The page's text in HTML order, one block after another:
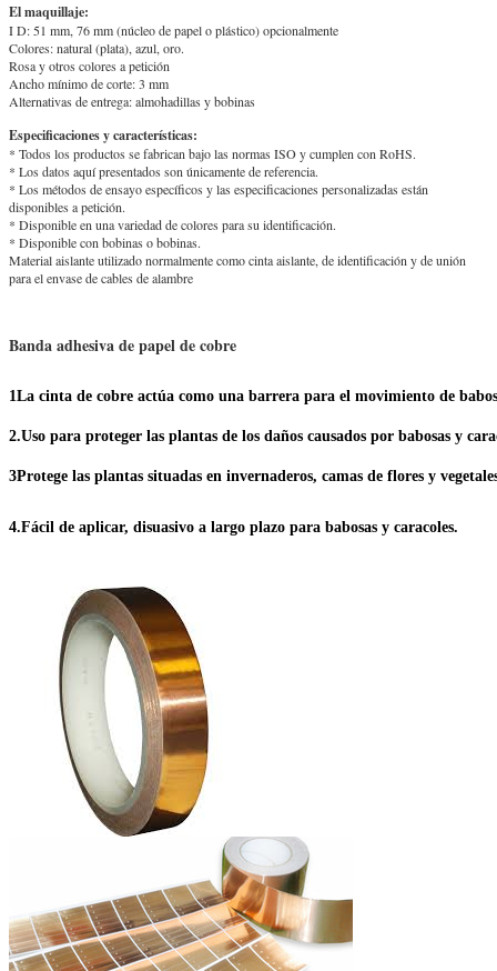
El maquillaje:
I D: 51 mm, 76 mm (núcleo de papel o plástico) opcionalmente
Colores: natural (plata), azul, oro.
Rosa y otros colores a petición
Ancho mínimo de corte: 3 mm
Alternativas de entrega: almohadillas y bobinas
Especificaciones y características:
* Todos los productos se fabrican bajo las normas ISO y cumplen con RoHS.
* Los datos aquí presentados son únicamente de referencia.
* Los métodos de ensayo específicos y las especificaciones personalizadas están
disponibles a petición.
* Disponible en una variedad de colores para su identificación.
* Disponible con bobinas o bobinas.
Material aislante utilizado normalmente como cinta aislante, de identificación y de unión
para el envase de cables de alambre
Banda adhesiva de papel de cobre
1La cinta de cobre actúa como una barrera para el movimiento de
2.Uso para proteger las plantas de los daños causados por babosas y
3Protege las plantas situadas en invernaderos, camas de flores y
4.Fácil de aplicar, disuasivo a largo plazo para babosas y caracoles.